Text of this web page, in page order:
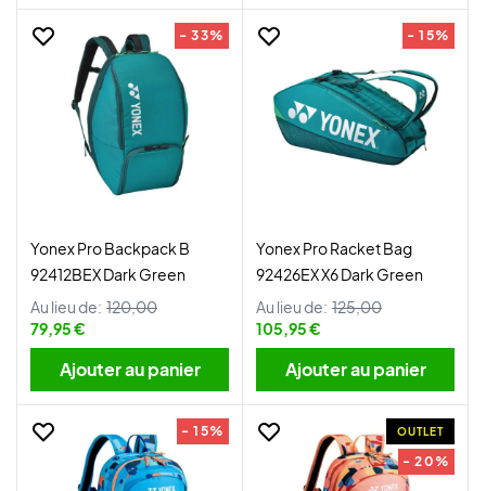
- 33%
Yonex Pro Backpack B
92412BEX Dark Green
Au lieu de: 120,00
79,95 €
Ajouter au panier
- 15%
Yonex Pro Racket Bag
92426EX X6 Dark Green
Au lieu de: 125,00
105,95 €
Ajouter au panier
- 15% OUTLET
- 20%